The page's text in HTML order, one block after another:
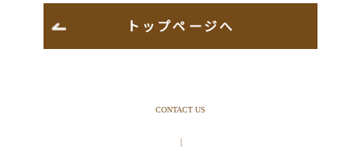
トップページへ
CONTACT US